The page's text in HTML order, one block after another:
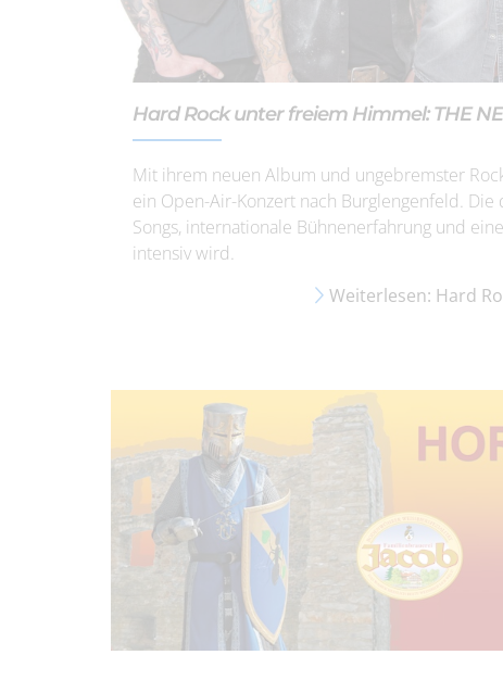
Hard Rock unter freiem Himmel: THE
Mit ihrem neuen Album und ungebremster
ein Open-Air-Konzert nach Burglengenfeld.
Songs, internationale Bühnenerfahrung und
intensiv wird.
Weiterlesen: Hard